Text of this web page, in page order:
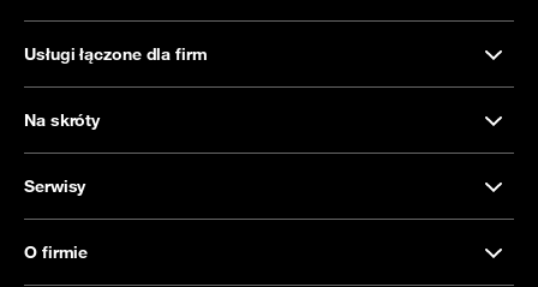
Usługi łączone dla firm
Na skróty
Serwisy
O firmie